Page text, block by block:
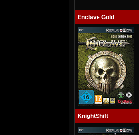
Enclave Gold
KnightShift